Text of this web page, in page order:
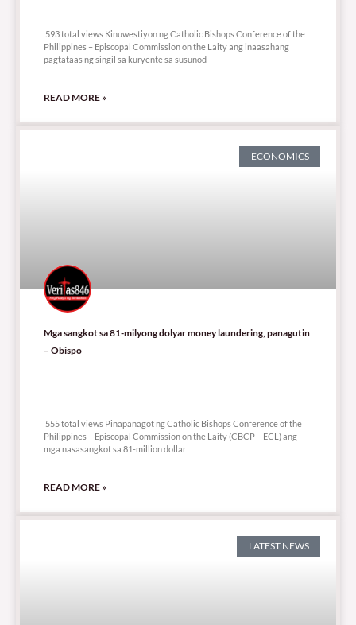
593 total views Kinuwestiyon ng Catholic Bishops Conference of the
Philippines – Episcopal Commission on the Laity ang inaasahang
pagtataas ng singil sa kuryente sa susunod
READ MORE »
ECONOMICS
Mga sangkot sa 81-milyong dolyar money laundering, panagutin
– Obispo
555 total views Pinapanagot ng Catholic Bishops Conference of the
Philippines – Episcopal Commission on the Laity (CBCP – ECL) ang
mga nasasangkot sa 81-million dollar
READ MORE »
LATEST NEWS